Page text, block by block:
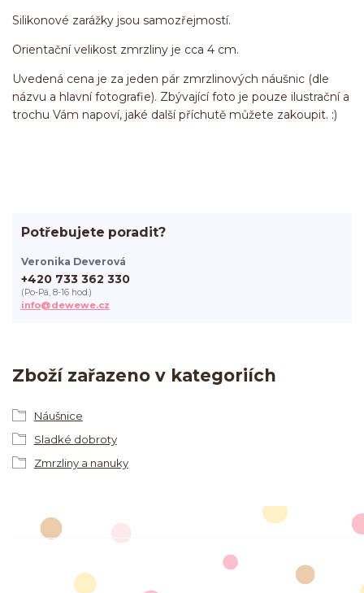
Silikonové zarážky jsou samozřejmostí.
Orientační velikost zmrzliny je cca 4 cm.
Uvedená cena je za jeden pár zmrzlinových náušnic (dle
názvu a hlavní fotografie). Zbývající foto je pouze ilustrační a
trochu Vám napoví, jaké další příchutě můžete zakoupit. :)
Zboží zařazeno v kategoriích
Náušnice
Sladké dobroty
Zmrzliny a nanuky
Potřebujete poradit?
Veronika Deverová
+420 733 362 330
(Po-Pá, 8-16 hod.)
info@dewewe.cz